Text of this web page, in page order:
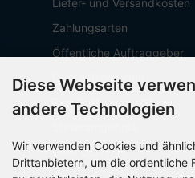
Liefer- und Versandkosten
Zahlungsarten
Öffentliche Auftraggeber
Geschäftskunden
Beschaffungsplattform
Über OCTO IT
Diese Webseite
andere Technologien
Wir verwenden Cookies und
Drittanbietern, um die ordentliche